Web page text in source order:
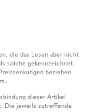
die das Lesen aber nicht
solche gekennzeichnet.
beziehen
dieser Artikel
Die jeweils zutreffende